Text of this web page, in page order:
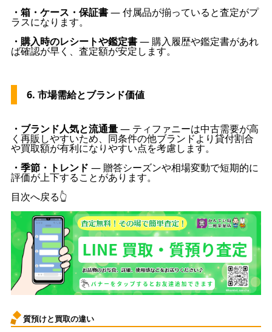
・箱・ケース・保証書— 付属品が揃っていると査定がプ
ラスになります。
・購入時のレシートや鑑定書— 購入履歴や鑑定書があれ
ば確認が早く、査定額が安定します。
6. 市場需給とブランド価値
・ブランド人気と流通量— ティファニーは中古需要が高
く再販しやすいため、同条件の他ブランドより貸付割合
や買取額が有利になりやすい点を考慮します。
・季節・トレンド — 贈答シーズンや相場変動で短期的に
評価が上下することがあります。
目次へ戻る👆
質預けと買取の違い